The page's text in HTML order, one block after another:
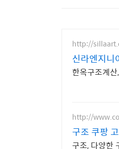
http://
신라엔지니
한옥구조계
http://
구조 쿠팡
구조, 다양한